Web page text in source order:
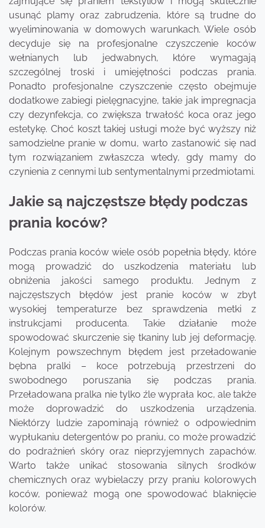
usunąć plamy oraz zabrudzenia, które są trudne do
wyeliminowania w domowych warunkach. Wiele osób
decyduje się na profesjonalne czyszczenie koców
wełnianych lub jedwabnych, które wymagają
szczególnej troski i umiejętności podczas prania.
Ponadto profesjonalne czyszczenie często obejmuje
dodatkowe zabiegi pielęgnacyjne, takie jak impregnacja
czy dezynfekcja, co zwiększa trwałość koca oraz jego
estetykę. Choć koszt takiej usługi może być wyższy niż
samodzielne pranie w domu, warto zastanowić się nad
tym rozwiązaniem zwłaszcza wtedy, gdy mamy do
czynienia z cennymi lub sentymentalnymi przedmiotami.
Jakie są najczęstsze błędy podczas
prania koców?
Podczas prania koców wiele osób popełnia błędy, które
mogą prowadzić do uszkodzenia materiału lub
obniżenia jakości samego produktu. Jednym z
najczęstszych błędów jest pranie koców w zbyt
wysokiej temperaturze bez sprawdzenia metki z
instrukcjami producenta. Takie działanie może
spowodować skurczenie się tkaniny lub jej deformację.
Kolejnym powszechnym błędem jest przeładowanie
bębna pralki – koce potrzebują przestrzeni do
swobodnego poruszania się podczas prania.
Przeładowana pralka nie tylko źle wyprała koc, ale także
może doprowadzić do uszkodzenia urządzenia.
Niektórzy ludzie zapominają również o odpowiednim
wypłukaniu detergentów po praniu, co może prowadzić
do podrażnień skóry oraz nieprzyjemnych zapachów.
Warto także unikać stosowania silnych środków
chemicznych oraz wybielaczy przy praniu kolorowych
koców, ponieważ mogą one spowodować blaknięcie
kolorów.